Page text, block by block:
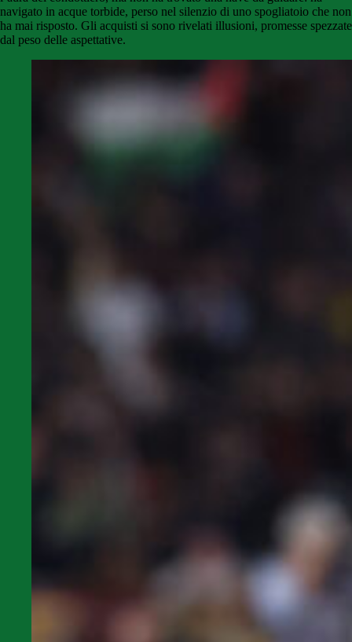
navigato in acque torbide, perso nel silenzio di uno spogliatoio che non
ha mai risposto. Gli acquisti si sono rivelati illusioni, promesse spezzate
dal peso delle aspettative.